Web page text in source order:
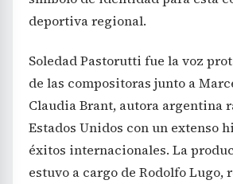
deportiva regional.
Soledad Pastorutti fue la voz
de las compositoras junto a
Claudia Brant, autora argentina
Estados Unidos con un extenso
éxitos internacionales. La
estuvo a cargo de Rodolfo Lugo,